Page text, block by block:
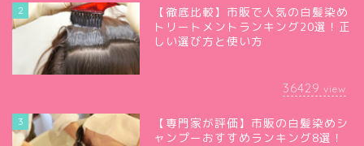
2
【徹底比較】市販で人気の白髪染め
トリートメントランキング20選！正
しい選び方と使い方
36429 view
3
【専門家が評価】市販の白髪染めシ
ャンプーおすすめランキング8選！